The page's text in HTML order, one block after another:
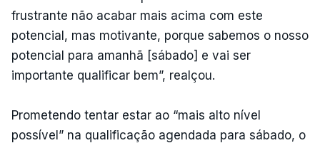
frustrante não acabar mais acima com este
potencial, mas motivante, porque sabemos o nosso
potencial para amanhã [sábado] e vai ser
importante qualificar bem”, realçou.
Prometendo tentar estar ao “mais alto nível
possível” na qualificação agendada para sábado, o